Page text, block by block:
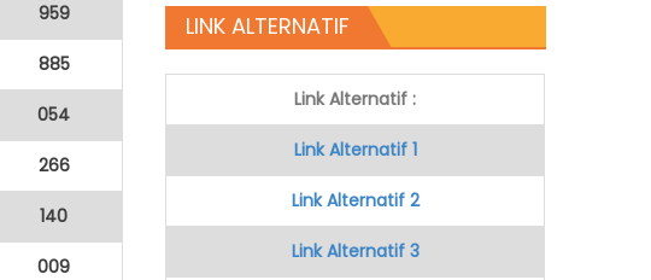
959
885
054
266
140
009
LINK ALTERNATIF
Link Alternatif :
Link Alternatif 1
Link Alternatif 2
Link Alternatif 3